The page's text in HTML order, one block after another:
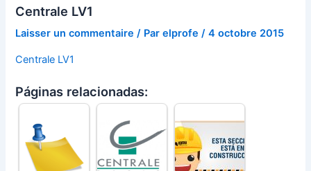
Centrale LV1
Laisser un commentaire / Parelprofe/4 octobre 2015
Centrale LV1
Páginas relacionadas: